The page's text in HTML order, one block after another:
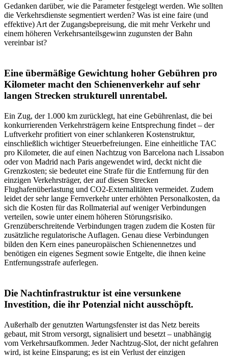
Gedanken darüber, wie die Parameter festgelegt werden. Wie sollten
die Verkehrsdienste segmentiert werden? Was ist eine faire (und
effektive) Art der Zugangsbepreisung, die mit mehr Verkehr und
einem höheren Verkehrsanteilsgewinn zugunsten der Bahn
vereinbar ist?
Eine übermäßige Gewichtung hoher Gebühren pro
Kilometer macht den Schienenverkehr auf sehr
langen Strecken strukturell unrentabel.
Ein Zug, der 1.000 km zurücklegt, hat eine Gebührenlast, die bei
konkurrierenden Verkehrsträgern keine Entsprechung findet – der
Luftverkehr profitiert von einer schlankeren Kostenstruktur,
einschließlich wichtiger Steuerbefreiungen. Eine einheitliche TAC
pro Kilometer, die auf einen Nachtzug von Barcelona nach Lissabon
oder von Madrid nach Paris angewendet wird, deckt nicht die
Grenzkosten; sie bedeutet eine Strafe für die Entfernung für den
einzigen Verkehrsträger, der auf diesen Strecken
Flughafenüberlastung und CO2-Externalitäten vermeidet. Zudem
leidet der sehr lange Fernverkehr unter erhöhten Personalkosten, da
sich die Kosten für das Rollmaterial auf weniger Verbindungen
verteilen, sowie unter einem höheren Störungsrisiko.
Grenzüberschreitende Verbindungen tragen zudem die Kosten für
zusätzliche regulatorische Auflagen. Genau diese Verbindungen
bilden den Kern eines paneuropäischen Schienennetzes und
benötigen ein eigenes Segment sowie Entgelte, die ihnen keine
Entfernungsstrafe auferlegen.
Die Nachtinfrastruktur ist eine versunkene
Investition, die ihr Potenzial nicht ausschöpft.
Außerhalb der genutzten Wartungsfenster ist das Netz bereits
gebaut, mit Strom versorgt, signalisiert und besetzt – unabhängig
vom Verkehrsaufkommen. Jeder Nachtzug-Slot, der nicht gefahren
wird, ist keine Einsparung; es ist ein Verlust der einzigen